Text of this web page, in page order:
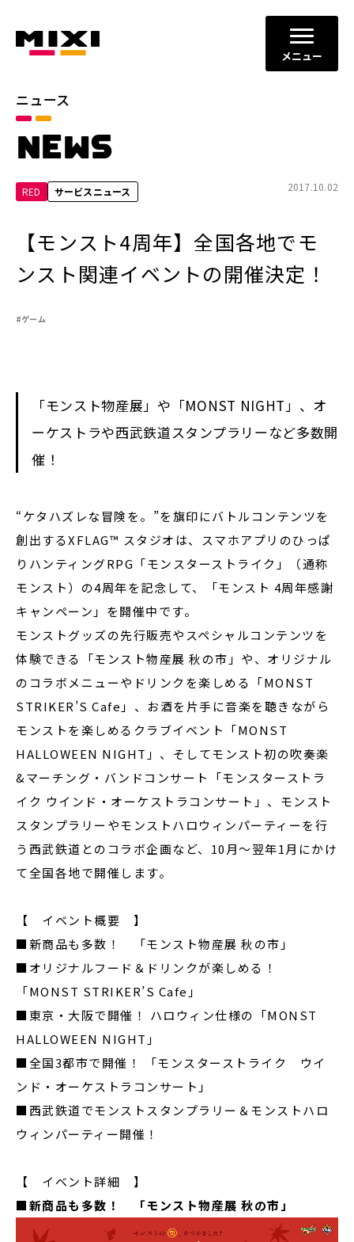
メニュー
ニュース
NEWS
RED サービスニュース 2017.10.02
【モンスト4周年】全国各地でモ
ンスト関連イベントの開催決定！
#ゲーム
「モンスト物産展」や「MONST NIGHT」、オ
ーケストラや西武鉄道スタンプラリーなど多数開
催！
“ケタハズレな冒険を。”を旗印にバトルコンテンツを
創出するXFLAG™ スタジオは、スマホアプリのひっぱ
りハンティングRPG「モンスターストライク」（通称
モンスト）の4周年を記念して、「モンスト 4周年感謝
キャンペーン」を開催中です。
モンストグッズの先行販売やスペシャルコンテンツを
体験できる「モンスト物産展 秋の市」や、オリジナル
のコラボメニューやドリンクを楽しめる「MONST
STRIKER’S Cafe」、お酒を片手に音楽を聴きながら
モンストを楽しめるクラブイベント「MONST
HALLOWEEN NIGHT」、そしてモンスト初の吹奏楽
&マーチング・バンドコンサート「モンスターストラ
イク ウインド・オーケストラコンサート」、モンスト
スタンプラリーやモンストハロウィンパーティーを行
う西武鉄道とのコラボ企画など、10月～翌年1月にかけ
て全国各地で開催します。
【 イベント概要 】
■新商品も多数！ 「モンスト物産展 秋の市」
■オリジナルフード＆ドリンクが楽しめる！
「MONST STRIKER’S Cafe」
■東京・大阪で開催！ ハロウィン仕様の「MONST
HALLOWEEN NIGHT」
■全国3都市で開催！ 「モンスターストライク ウイ
ンド・オーケストラコンサート」
■西武鉄道でモンストスタンプラリー＆モンストハロ
ウィンパーティー開催！
【 イベント詳細 】
■新商品も多数！ 「モンスト物産展 秋の市」
カテゴリ
お知らせ
2026年 2025年
2022年